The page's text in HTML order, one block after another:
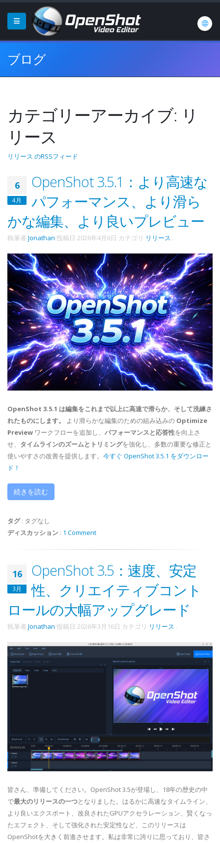
ブログ
カテゴリーアーカイブ: リ
リース
リリース のRSSフィード
6
4月
OpenShot 3.5.1：より高速な
パフォーマンス、より滑ら
かな編集、より良いプレビュー
執筆者 Jonathan 投稿日 2026年4月6日 カテゴリ リリース .
OpenShot 3.5.1 は編集をこれまで以上に高速で滑らか、そして洗練さ
れたものにします。
より滑らかな編集のための組み込みの Optimize
Preview ワークフローを追加し、 パフォーマンスと応答性を向上さ
せ、 タイムラインのズームとトリミングを強化し、多数の重要な修正と
使いやすさの改善を提供します。 今すぐ OpenShot 3.5.1 をダウンロー
ド！
続きを読む
タグ: タグなし
ディスカッション : 1 Comment
16
3月
OpenShot 3.5：速度、安定
性、クリエイティブコント
ロールの大幅アップグレード
執筆者 Jonathan 投稿日 2026年3月16日 カテゴリ リリース .
皆さん、準備してください。OpenShot 3.5が登場し、18年の歴史の中
で最大のリリースの一つとなりました。はるかに高速なタイムライン、
より良いエクスポート、改良されたGPUアクセラレーション、賢くなっ
たエフェクト、そして強化された安定性など、このリリースは
OpenShotを大きく前進させます。私は非常に誇りに思っており、皆さ